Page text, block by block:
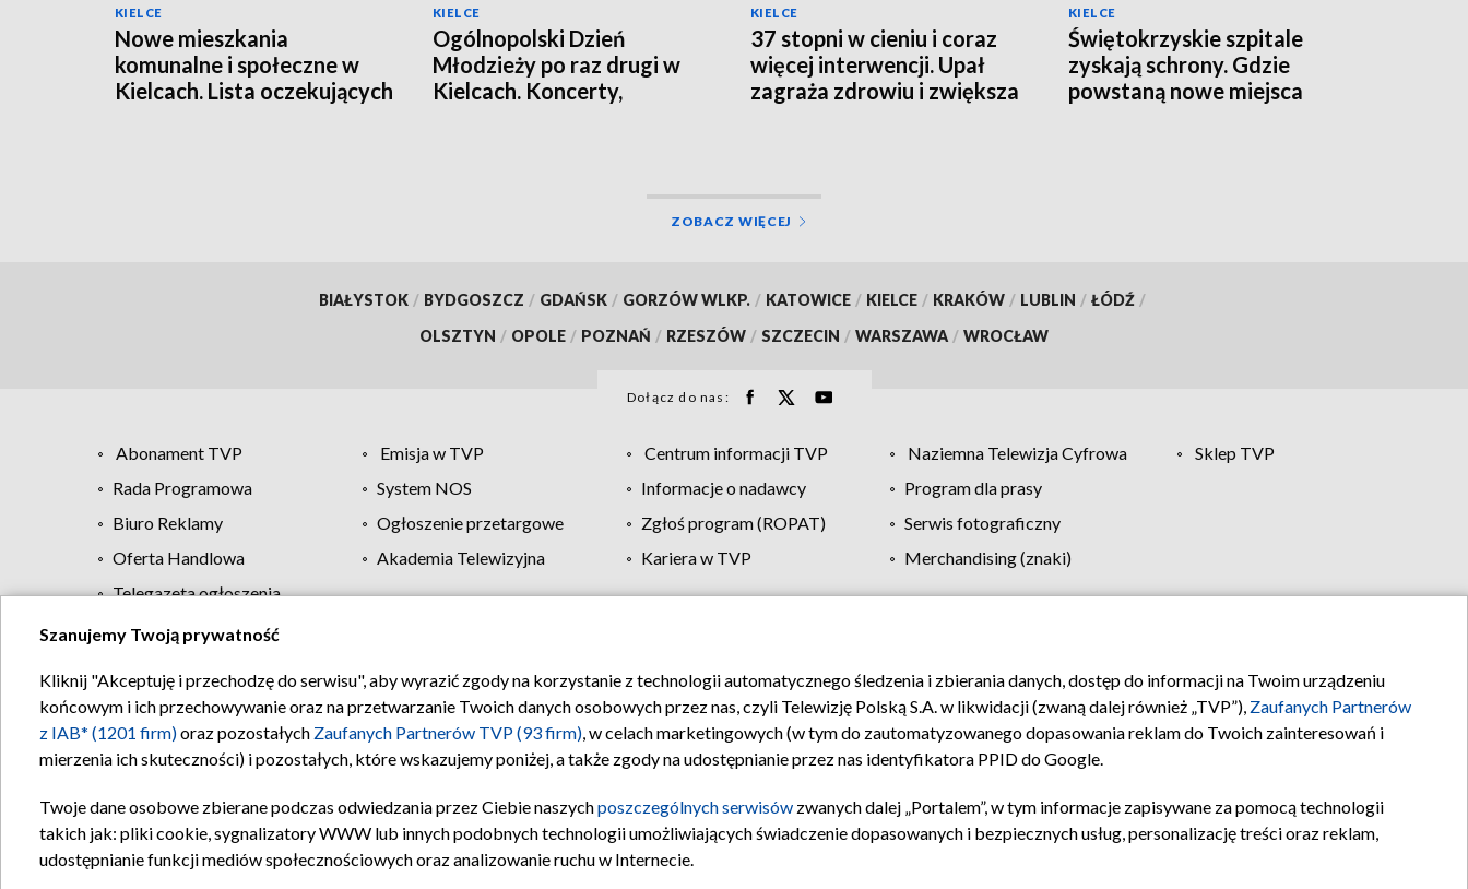
KIELCE
Nowe mieszkania
komunalne i społeczne w
Kielcach. Lista oczekujących
KIELCE
Ogólnopolski Dzień
Młodzieży po raz drugi w
Kielcach. Koncerty,
KIELCE
37 stopni w cieniu i coraz
więcej interwencji. Upał
zagraża zdrowiu i zwiększa
KIELCE
Świętokrzyskie szpitale
zyskają schrony. Gdzie
powstaną nowe miejsca
ZOBACZ WIĘCEJ
BIAŁYSTOK / BYDGOSZCZ / GDAŃSK / GORZÓW WLKP. / KATOWICE / KIELCE / KRAKÓW / LUBLIN / ŁÓDŹ /
OLSZTYN / OPOLE / POZNAŃ / RZESZÓW / SZCZECIN / WARSZAWA / WROCŁAW
Dołącz do nas:
Abonament TVP Emisja w TVP Centrum informacji TVP Naziemna Telewizja Cyfrowa
Sklep TVP
Rada Programowa
System NOS Informacje o nadawcy
Program dla prasy
Biuro Reklamy
Ogłoszenie przetargowe Zgłoś program (ROPAT)
Serwis fotograficzny
Oferta Handlowa
Akademia Telewizyjna Kariera w TVP
Merchandising (znaki)
Telegazeta ogłoszenia
Regulamin TVP Polityka prywatności Moje zgody Pomoc Biuro reklamy Kontakt
Szanujemy Twoją prywatność
Kliknij "Akceptuję i przechodzę do serwisu", aby wyrazić zgody na korzystanie z technologii automatycznego śledzenia i zbierania danych, dostęp do informacji na Twoim urządzeniu
końcowym i ich przechowywanie oraz na przetwarzanie Twoich danych osobowych przez nas, czyli Telewizję Polską S.A. w likwidacji (zwaną dalej również „TVP”), Zaufanych Partnerów
z IAB* (1201 firm)oraz pozostałych Zaufanych Partnerów TVP (93 firm), w celach marketingowych (w tym do zautomatyzowanego dopasowania reklam do Twoich zainteresowań i
mierzenia ich skuteczności) i pozostałych, które wskazujemy poniżej, a także zgody na udostępnianie przez nas identyfikatora PPID do Google.
Twoje dane osobowe zbierane podczas odwiedzania przez Ciebie naszychposzczególnych serwisów zwanych dalej „Portalem”, w tym informacje zapisywane za pomocą technologii
takich jak: pliki cookie, sygnalizatory WWW lub innych podobnych technologii umożliwiających świadczenie dopasowanych i bezpiecznych usług, personalizację treści oraz reklam,
udostępnianie funkcji mediów społecznościowych oraz analizowanie ruchu w Internecie.